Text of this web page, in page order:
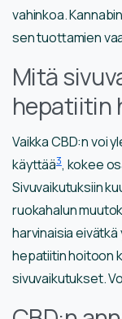
vahinkoa.
sen tuottamien
Mitä
hepatiitin
Vaikka CBD:n voi
käyttää3, kokee
Sivuvaikutuksiin
ruokahalun
harvinaisia
hepatiitin hoitoon
sivuvaikutukset.